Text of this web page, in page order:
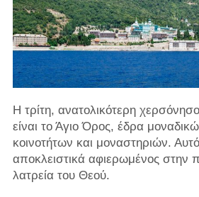
Η τρίτη, ανατολικότερη
είναι το Άγιο Όρος, έδρα
κοινοτήτων και μοναστηριών.
αποκλειστικά αφιερωμένος στην
λατρεία του Θεού.